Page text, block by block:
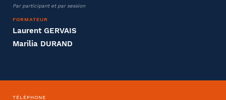
Par participant et par session
FORMATEUR
Laurent GERVAIS
Marilia DURAND
TÉLÉPHONE
Fonction